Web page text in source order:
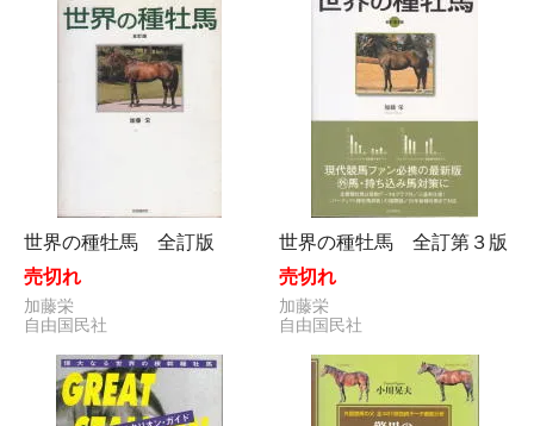
世界の種牡馬 全訂版
売切れ
加藤栄
自由国民社
世界の種牡馬 全訂第３版
売切れ
加藤栄
自由国民社